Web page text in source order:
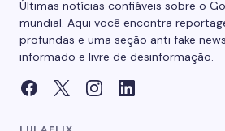
Últimas notícias confiáveis sobre o
mundial. Aqui você encontra
profundas e uma seção anti fake
informado e livre de desinformação.